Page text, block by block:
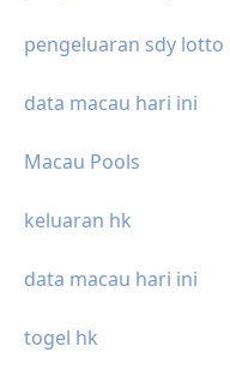
pengeluaran sdy lotto
data macau hari ini
Macau Pools
keluaran hk
data macau hari ini
togel hk